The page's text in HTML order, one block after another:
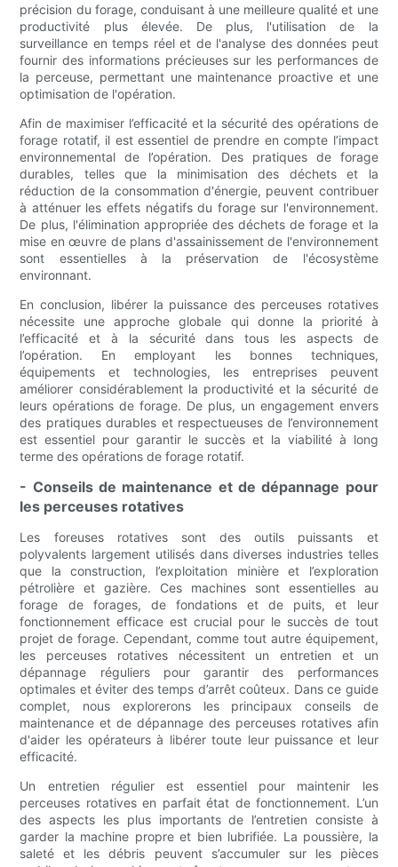
précision du forage, conduisant à une meilleure qualité et une
productivité plus élevée. De plus, l'utilisation de la
surveillance en temps réel et de l'analyse des données peut
fournir des informations précieuses sur les performances de
la perceuse, permettant une maintenance proactive et une
optimisation de l'opération.
Afin de maximiser l’efficacité et la sécurité des opérations de
forage rotatif, il est essentiel de prendre en compte l’impact
environnemental de l’opération. Des pratiques de forage
durables, telles que la minimisation des déchets et la
réduction de la consommation d'énergie, peuvent contribuer
à atténuer les effets négatifs du forage sur l'environnement.
De plus, l'élimination appropriée des déchets de forage et la
mise en œuvre de plans d'assainissement de l'environnement
sont essentielles à la préservation de l'écosystème
environnant.
En conclusion, libérer la puissance des perceuses rotatives
nécessite une approche globale qui donne la priorité à
l’efficacité et à la sécurité dans tous les aspects de
l’opération. En employant les bonnes techniques,
équipements et technologies, les entreprises peuvent
améliorer considérablement la productivité et la sécurité de
leurs opérations de forage. De plus, un engagement envers
des pratiques durables et respectueuses de l’environnement
est essentiel pour garantir le succès et la viabilité à long
terme des opérations de forage rotatif.
- Conseils de maintenance et de dépannage pour
les perceuses rotatives
Les foreuses rotatives sont des outils puissants et
polyvalents largement utilisés dans diverses industries telles
que la construction, l’exploitation minière et l’exploration
pétrolière et gazière. Ces machines sont essentielles au
forage de forages, de fondations et de puits, et leur
fonctionnement efficace est crucial pour le succès de tout
projet de forage. Cependant, comme tout autre équipement,
les perceuses rotatives nécessitent un entretien et un
dépannage réguliers pour garantir des performances
optimales et éviter des temps d’arrêt coûteux. Dans ce guide
complet, nous explorerons les principaux conseils de
maintenance et de dépannage des perceuses rotatives afin
d'aider les opérateurs à libérer toute leur puissance et leur
efficacité.
Un entretien régulier est essentiel pour maintenir les
perceuses rotatives en parfait état de fonctionnement. L’un
des aspects les plus importants de l’entretien consiste à
garder la machine propre et bien lubrifiée. La poussière, la
saleté et les débris peuvent s’accumuler sur les pièces